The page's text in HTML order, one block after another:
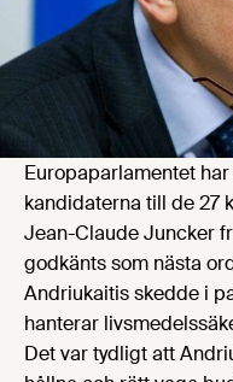
Europaparlamentet
kandidaterna till de 27
Jean-Claude Juncker
godkänts som nästa
Andriukaitis skedde i
hanterar
Det var tydligt att